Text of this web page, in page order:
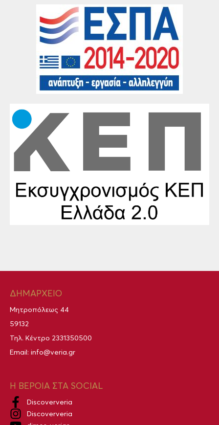
ΔΗΜΑΡΧΕΙΟ
Μητροπόλεως 44
59132
Τηλ. Κέντρο 2331350500
Email: info@veria.gr
Η ΒΕΡΟΙΑ ΣΤΑ SOCIAL
Discoververia
Discoververia